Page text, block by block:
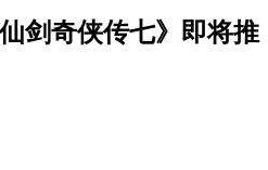
剑奇侠传七》即将推